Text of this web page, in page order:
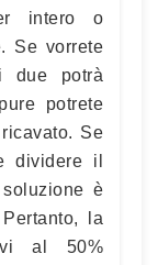
intero o
Se vorrete
due potrà
potrete
Se
dividere il
è
la
al 50%